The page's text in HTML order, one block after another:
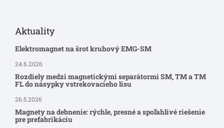
Aktuality
Elektromagnet na šrot kruhový EMG-SM
24.6.2026
Rozdiely medzi magnetickými separátormi SM, TM a TM
FL do násypky vstrekovacieho lisu
26.5.2026
Magnety na debnenie: rýchle, presné a spoľahlivé riešenie
pre prefabrikáciu